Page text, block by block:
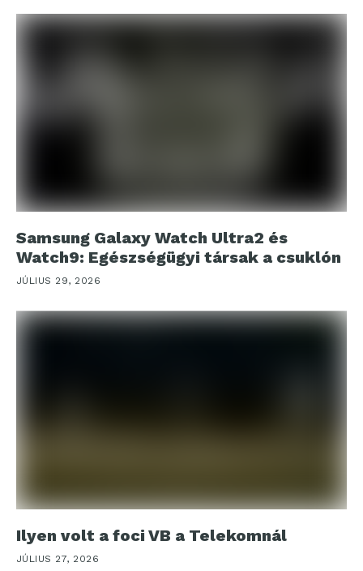
Samsung Galaxy Watch Ultra2 és
Watch9: Egészségügyi társak a csuklón
JÚLIUS 29, 2026
Ilyen volt a foci VB a Telekomnál
JÚLIUS 27, 2026